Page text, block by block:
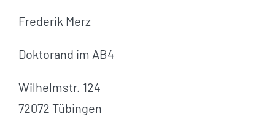
Frederik Merz
Doktorand im AB4
Wilhelmstr. 124
72072 Tübingen